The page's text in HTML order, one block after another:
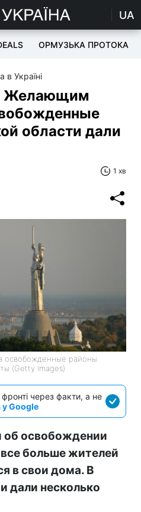
UA
ОРМУЗЬКА ПРОТОКА
в Україні
Желающим
области дали
1 хв
освобожденные районы
(Getty Images)
через факти, а не
у Google
освобождении
больше жителей
в свои дома. В
дали несколько